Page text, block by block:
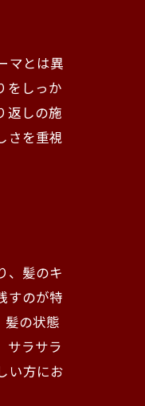
マとは異
をしっか
返しの施
さを重視
、髪のキ
すのが特
髪の状態
サラサラ
い方にお